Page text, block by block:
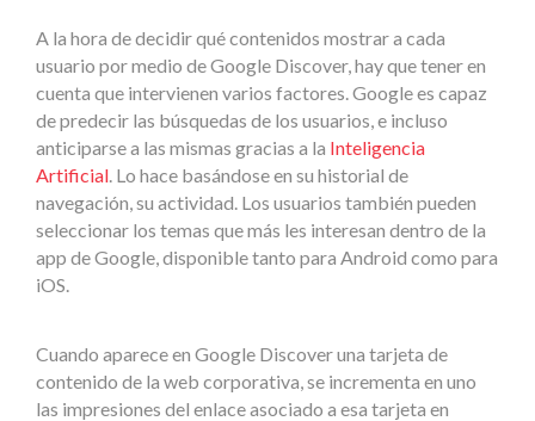
A la hora de decidir qué contenidos mostrar a cada
usuario por medio de Google Discover, hay que tener en
cuenta que intervienen varios factores. Google es capaz
de predecir las búsquedas de los usuarios, e incluso
anticiparse a las mismas gracias a la Inteligencia
Artificial . Lo hace basándose en su historial de
navegación, su actividad. Los usuarios también pueden
seleccionar los temas que más les interesan dentro de la
app de Google, disponible tanto para Android como para
iOS.
Cuando aparece en Google Discover una tarjeta de
contenido de la web corporativa, se incrementa en uno
las impresiones del enlace asociado a esa tarjeta en